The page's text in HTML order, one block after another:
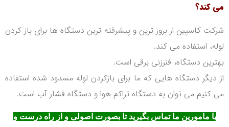
می کند؟
شرکت کاسپین از بروز ترین و پیشرفته ترین دستگاه ها برای باز کردن
لوله، استفاده می کند.
بهترین دستگاه، فنرزنی برقی است.
از دیگر دستگاه هایی که ما برای بازکردن لوله مسدود شده استفاده
می کنیم می توان به دستگاه تراکم هوا و دستگاه فشار آب است.
با مامورین ما تماس بگیرید تا بصورت اصولی و از راه درست و